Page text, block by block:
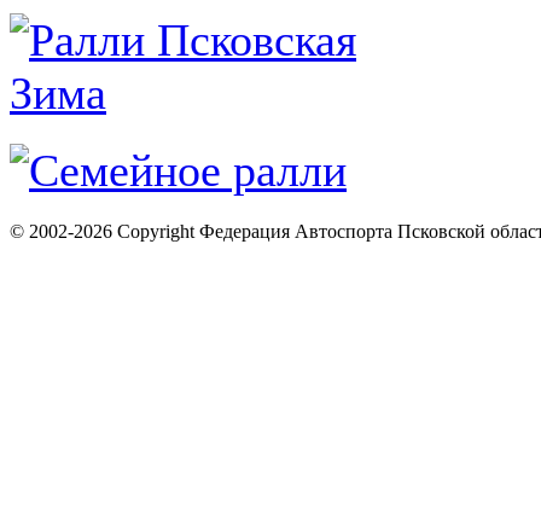
© 2002-2026 Copyright Федерация Автоспорта Псковской